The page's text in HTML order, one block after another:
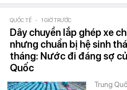
QUỐC TẾ - 1 GIỜ TRƯỚC
Dây chuyền lắp ghép xe
nhưng chuẩn bị hệ sinh
tháng: Nước đi đáng sợ
Quốc
Trung